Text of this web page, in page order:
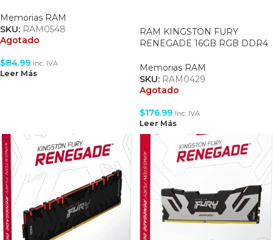
(KF432C16RB12/16)
Memorias RAM
SKU: RAM0548
Agotado
$84.99 Inc. IVA
Leer Más
RAM KINGSTON FURY
RENEGADE 16GB RGB DDR4
(KF436C16RB1A/16)
Memorias RAM
SKU: RAM0429
Agotado
$176.99 Inc. IVA
Leer Más